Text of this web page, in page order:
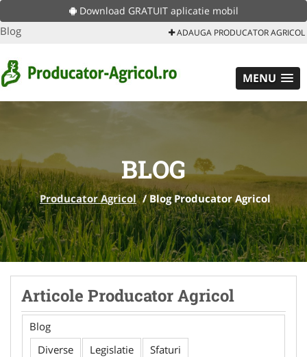
Download GRATUIT aplicatie mobil
Blog ADAUGA PRODUCATOR AGRICOL
MENU
BLOG
Producator Agricol /Blog Producator Agricol
Articole Producator Agricol
Blog
Diverse
Legislatie Sfaturi